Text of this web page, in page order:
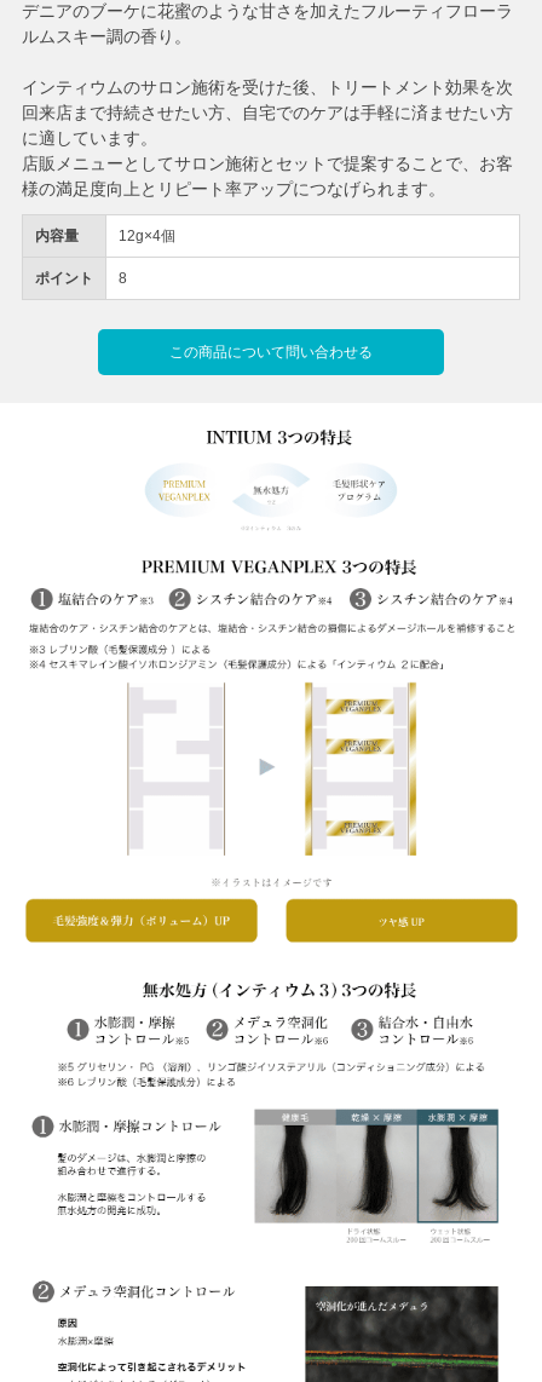
内容量 12g×4個
ポイント 8
この商品について問い合わせる
デニアのブーケに花蜜のような甘さを加えたフルーティフローラ
ルムスキー調の香り。
インティウムのサロン施術を受けた後、トリートメント効果を次
回来店まで持続させたい方、自宅でのケアは手軽に済ませたい方
に適しています。
店販メニューとしてサロン施術とセットで提案することで、お客
様の満足度向上とリピート率アップにつなげられます。